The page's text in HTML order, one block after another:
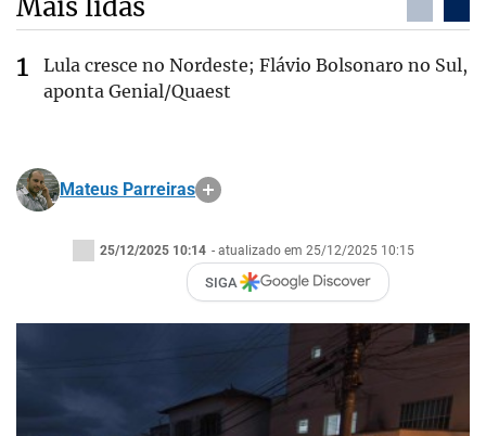
Mais lidas
Lula cresce no Nordeste; Flávio Bolsonaro no Sul,
aponta Genial/Quaest
Mateus Parreiras
25/12/2025 10:14 - atualizado em 25/12/2025 10:15
SIGA